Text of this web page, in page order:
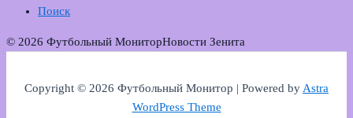
Поиск
© 2026 Футбольный МониторНовости Зенита
Copyright © 2026 Футбольный Монитор | Powered byAstra
WordPress Theme